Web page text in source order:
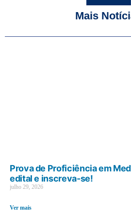
Mais
Prova de Proficiência em
edital e inscreva-se!
julho 29, 2026
Ver mais